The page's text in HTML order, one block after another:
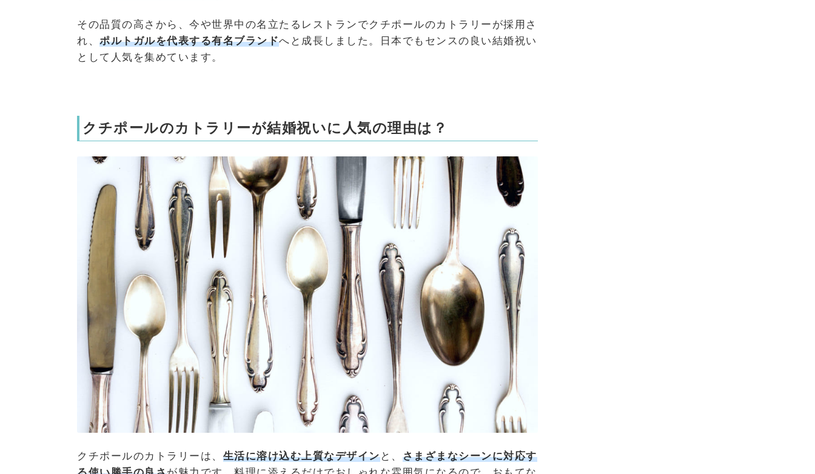
その品質の高さから、今や世界中の名立たるレストランでクチポールのカトラリーが採用さ
れ、 ポルトガルを代表する有名ブランドへと成長しました。日本でもセンスの良い結婚祝い
として人気を集めています。
クチポールのカトラリーが結婚祝いに人気の理由は？
クチポールのカトラリーは、 生活に溶け込む上質なデザインと、 さまざまなシーンに対応す